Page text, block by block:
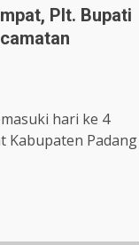
Plt. Bupati
hari ke 4
Kabupaten Padang